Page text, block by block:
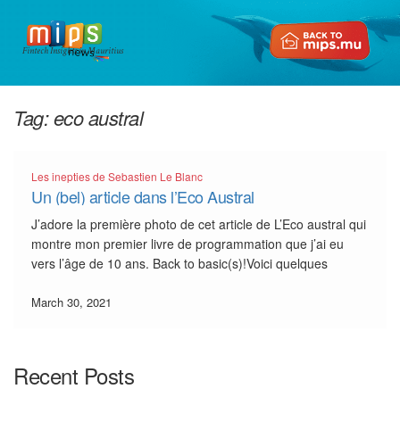
Fintech Insights in Mauritius
Tag:eco austral
Les inepties de Sebastien Le Blanc
Un (bel) article dans l’Eco Austral
J’adore la première photo de cet article de L’Eco austral qui
montre mon premier livre de programmation que j’ai eu
vers l’âge de 10 ans. Back to basic(s)!Voici quelques
cause d’enflement de chevilles:1️⃣”Sébastien Le Blanc est
March 30, 2021
Recent Posts